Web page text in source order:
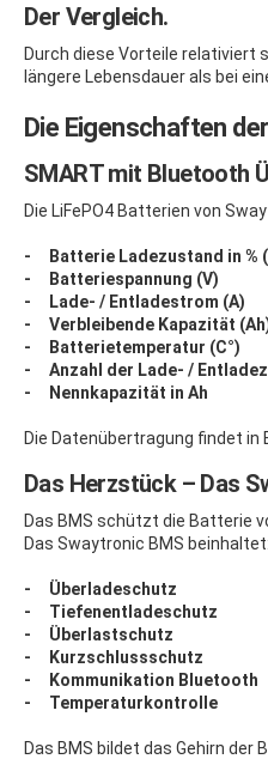
Der Vergleich.
Durch diese Vorteile relativiert
längere Lebensdauer als bei
Die Eigenschaften
SMART mit Bluetooth
Die LiFePO4 Batterien von
- Batterie Ladezustand in %
- Batteriespannung (V)
- Lade- / Entladestrom (A)
- Verbleibende Kapazität
- Batterietemperatur (C°)
- Anzahl der Lade- /
- Nennkapazität in Ah
Die Datenübertragung findet
Das Herzstück – Das
Das BMS schützt die Batterie
Das Swaytronic BMS beinhaltet:
- Überladeschutz
- Tiefenentladeschutz
- Überlastschutz
- Kurzschlussschutz
- Kommunikation Bluetooth
- Temperaturkontrolle
Das BMS bildet das Gehirn